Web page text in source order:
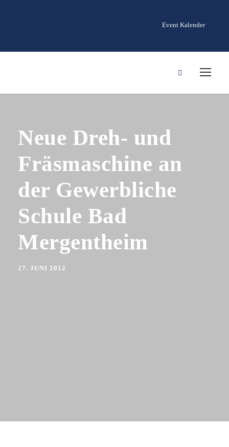
Event Kalender
Neue Dreh- und
Fräsmaschine an
der Gewerbliche
Schule Bad
Mergentheim
27. JUNI 2012